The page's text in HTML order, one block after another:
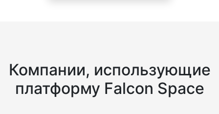
Компании, использующие
платформу Falcon Space